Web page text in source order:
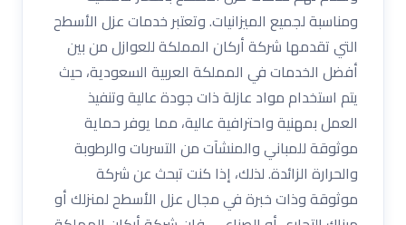
ومناسبة لجميع الميزانيات. وتعتبر خدمات عزل الأسطح
التي تقدمها شركة أركان المملكة للعوازل من بين
أفضل الخدمات في المملكة العربية السعودية، حيث
يتم استخدام مواد عازلة ذات جودة عالية وتنفيذ
العمل بمهنية واحترافية عالية، مما يوفر حماية
موثوقة للمباني والمنشآت من التسربات والرطوبة
والحرارة الزائدة. لذلك، إذا كنت تبحث عن شركة
موثوقة وذات خبرة في مجال عزل الأسطح لمنزلك أو